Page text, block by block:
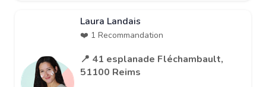
Laura Landais
❤️ 1 Recommandation
📍 41 esplanade Fléchambault,
51100 Reims